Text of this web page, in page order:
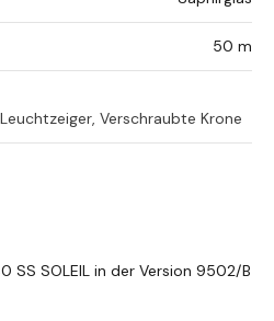
50 m
Verschraubte Krone
SS SOLEIL in der Version 9502/B